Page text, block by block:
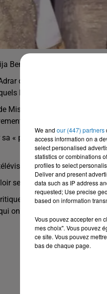
Benhamou subit depuis
dans le sud ouest du
les concours de miss sont
Miss Algérie n’avait encore
critiqué le choix du jury.
« peau trop mate » ou
nationale, elle a
se consacrer à des
ont été rendues
ont plébiscité la mise en
We and our (447) partners
access information on a
select personalised
statistics or combinations
profiles to select
Deliver and present
data such as IP address
requested; Use precise
based on information
Vous pouvez accepter en
mes choix". Vous pouvez
ce site. Vous pouvez
bas de chaque page.